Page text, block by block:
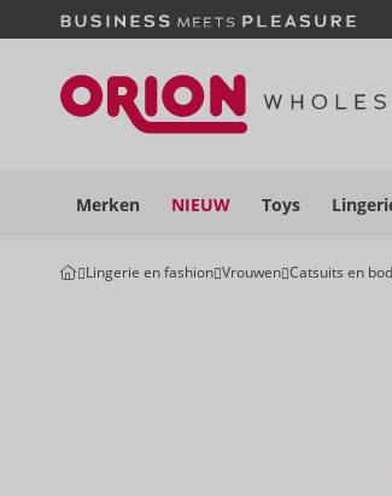
Merken NIEUW Toys
Lingerie en fashion Vrouwen Catsuits en